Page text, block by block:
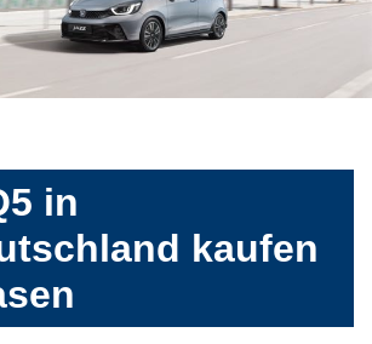
in
kaufen